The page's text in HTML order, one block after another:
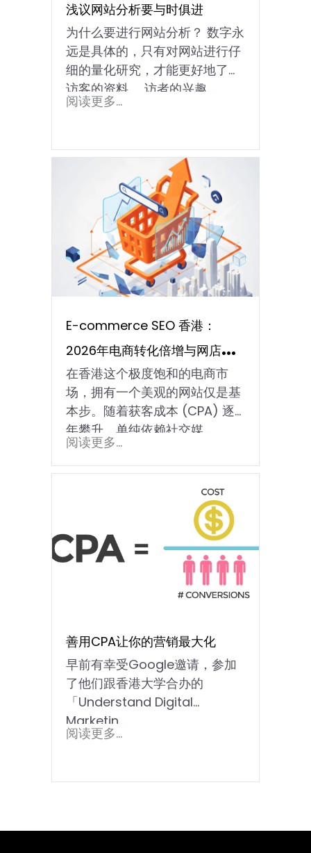
浅议网站分析要与时俱进
为什么要进行网站分析？ 数字永
远是具体的，只有对网站进行仔
细的量化研究，才能更好地了解
访客的资料。 访者的兴趣...
阅读更多...
E-commerce SEO 香港：
2026年电商转化倍增与网店截
击策略
在香港这个极度饱和的电商市
场，拥有一个美观的网站仅是基
本步。随着获客成本 (CPA) 逐
年攀升，单纯依赖社交媒…
阅读更多...
善用CPA让你的营销最大化
早前有幸受Google邀请，参加
了他们跟香港大学合办的
「Understand Digital
Marketin...
阅读更多...